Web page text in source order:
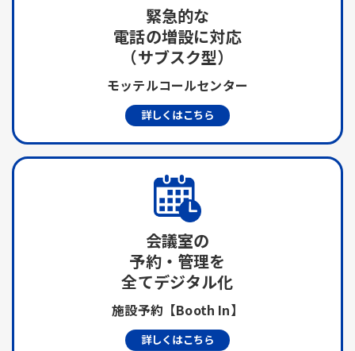
緊急的な
電話の増設に対応
（サブスク型）
モッテルコールセンター
詳しくはこちら
会議室の
予約・管理を
全てデジタル化
施設予約【Booth In】
詳しくはこちら